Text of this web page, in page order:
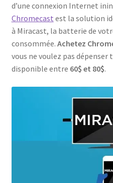
d’une connexion Internet
Chromecast est la solution
à Miracast, la batterie de
consommée. Achetez
vous ne voulez pas
disponible entre 60$ et 80$.